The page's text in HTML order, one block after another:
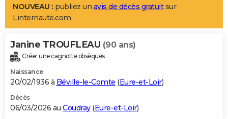
LIFESTYLE
Art de vivre
Bien-être
Loisirs
Mode
Modes de vie
Alimentation
Guide de la santé
Maladies
Médicaments
Sommeil
VOYAGE
Destinations
City break
Voyage nature
Voyage de noces
Forum
Climat
+PHOTO
GUIDES D'ACHAT
BONS PLANS
NOUVEAU : publiez un avis de décès gratuitsur
Linternaute.com
Janine TROUFLEAU (90 ans)
Créer une cagnotte obsèques
Naissance
20/02/1936 à Béville-le-Comte (Eure-et-Loir)
Décès
06/03/2026 au Coudray(Eure-et-Loir)